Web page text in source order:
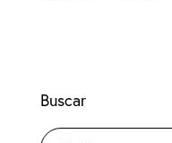
Buscar